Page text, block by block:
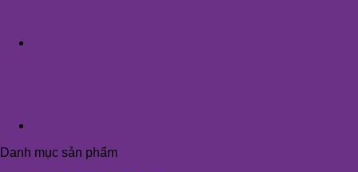
Danh mục sản phẩm